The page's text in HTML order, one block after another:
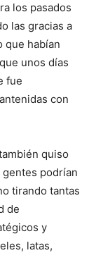
los pasados
las gracias a
que habían
unos días
fue
con
quiso
podrían
tirando tantas
de
y
latas,